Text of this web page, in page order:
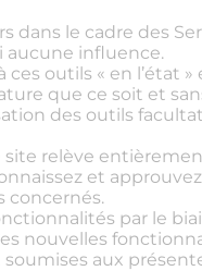
dans le cadre des
aucune influence.
outils « en l’état
que ce soit et
des outils
relève
et
concernés.
par le
nouvelles
aux